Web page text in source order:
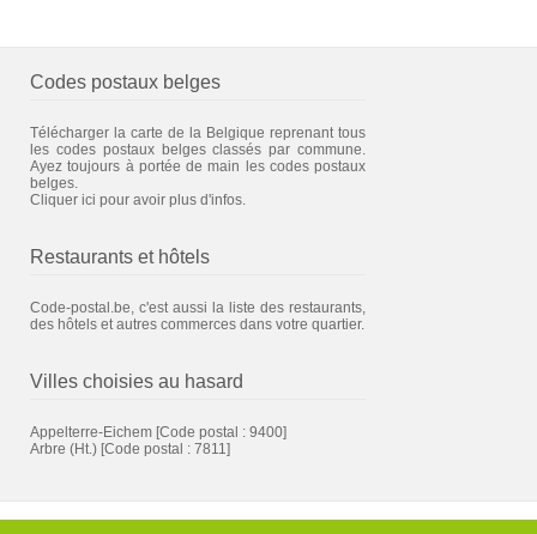
Codes postaux belges
Télécharger la carte de la Belgique reprenant tous
les codes postaux belges classés par commune.
Ayez toujours à portée de main les codes postaux
belges.
Cliquer ici pour avoir plus d'infos.
Restaurants et hôtels
Code-postal.be, c'est aussi la liste des restaurants,
des hôtels et autres commerces dans votre quartier.
Villes choisies au hasard
Appelterre-Eichem [Code postal : 9400]
Arbre (Ht.) [Code postal : 7811]